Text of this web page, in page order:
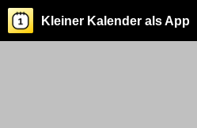
Kleiner Kalender als App